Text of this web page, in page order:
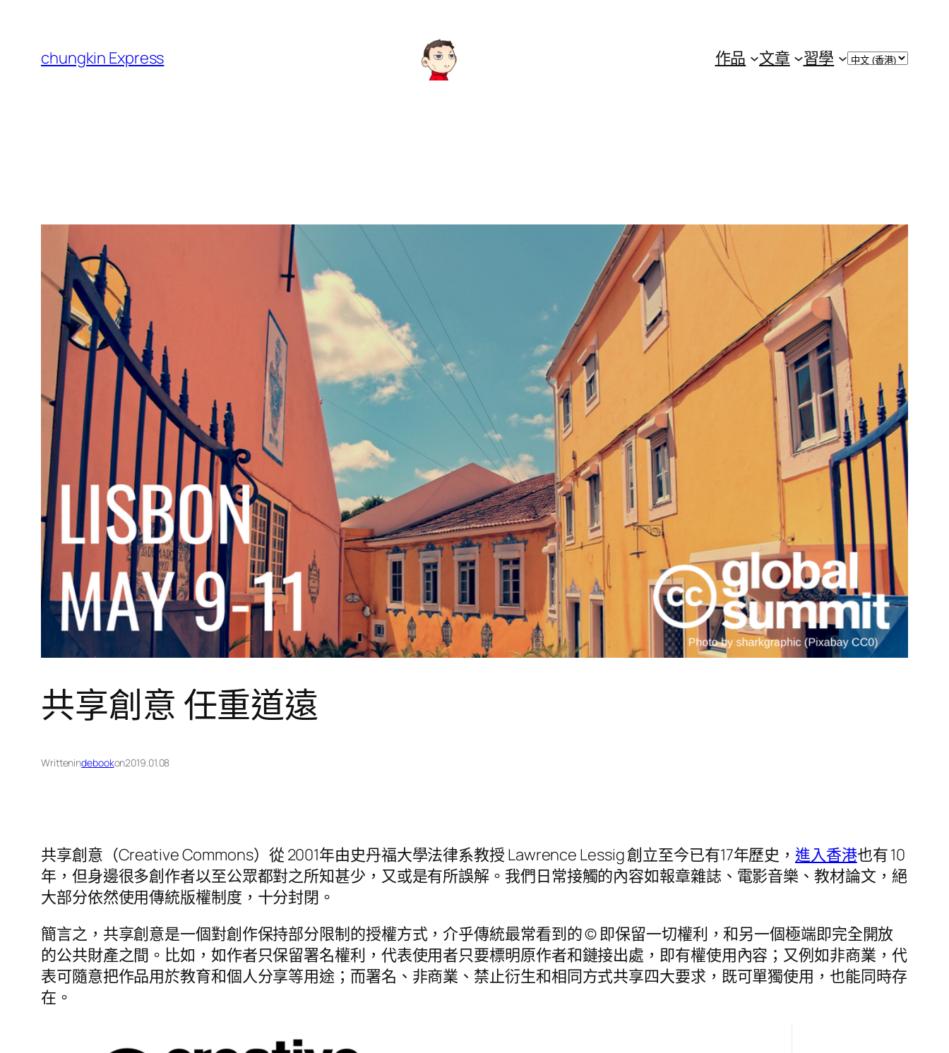
chungkin Express 作品 文章 習學
Choose
共享創意 任重道遠
Writtenindebookon2019.01.08
共享創意（Creative Commons）從 2001年由史丹福大學法律系教授 Lawrence Lessig 創立至今已有17年歷史， 進入香港也有 10
年，但身邊很多創作者以至公眾都對之所知甚少，又或是有所誤解。我們日常接觸的內容如報章雜誌、電影音樂、教材論文，絕
大部分依然使用傳統版權制度，十分封閉。
簡言之，共享創意是一個對創作保持部分限制的授權方式，介乎傳統最常看到的 © 即保留一切權利，和另一個極端即完全開放
的公共財產之間。比如，如作者只保留署名權利，代表使用者只要標明原作者和鏈接出處，即有權使用內容；又例如非商業，代
表可隨意把作品用於教育和個人分享等用途；而署名、非商業、禁止衍生和相同方式共享四大要求，既可單獨使用，也能同時存
在。